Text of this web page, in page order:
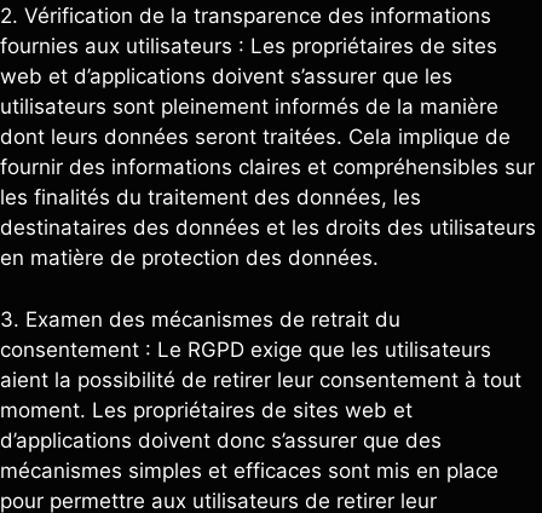
2. Vérification de la transparence des informations
fournies aux utilisateurs : Les propriétaires de sites
web et d’applications doivent s’assurer que les
utilisateurs sont pleinement informés de la manière
dont leurs données seront traitées. Cela implique de
fournir des informations claires et compréhensibles sur
les finalités du traitement des données, les
destinataires des données et les droits des utilisateurs
en matière de protection des données.
3. Examen des mécanismes de retrait du
consentement : Le RGPD exige que les utilisateurs
aient la possibilité de retirer leur consentement à tout
moment. Les propriétaires de sites web et
d’applications doivent donc s’assurer que des
mécanismes simples et efficaces sont mis en place
pour permettre aux utilisateurs de retirer leur